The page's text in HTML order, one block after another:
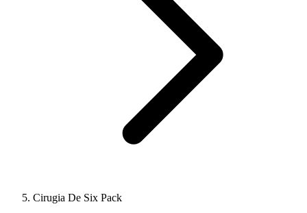
Cirugia De Six Pack